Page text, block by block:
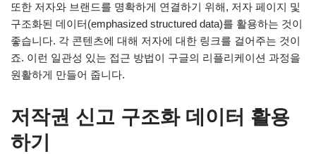
또한 저자와 브랜드를 명확하게 연결하기 위해, 저자 페이지 및
구조화된 데이터(emphasized structured data)를 활용하는 것이
좋습니다. 각 콘텐츠에 대해 저자에 대한 링크를 걸어주는 것이
죠. 이런 일관성 있는 접근 방법이 구글의 리플리케이션 과정을
원활하게 만들어 줍니다.
저작권 신고 구조화 데이터 활용
하기